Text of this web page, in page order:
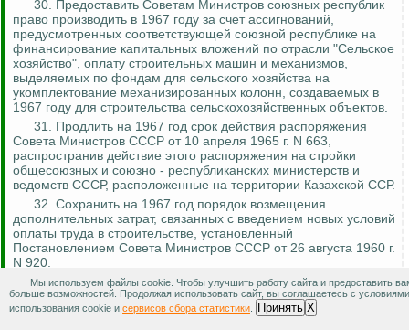
30. Предоставить Советам Министров союзных республик
право производить в 1967 году за счет ассигнований,
предусмотренных соответствующей союзной республике на
финансирование капитальных вложений по отрасли "Сельское
хозяйство", оплату строительных машин и механизмов,
выделяемых по фондам для сельского хозяйства на
укомплектование механизированных колонн, создаваемых в
1967 году для строительства сельскохозяйственных объектов.
31. Продлить на 1967 год срок действия распоряжения
Совета Министров СССР от 10 апреля 1965 г. N 663,
распространив действие этого распоряжения на стройки
общесоюзных и союзно - республиканских министерств и
ведомств СССР, расположенные на территории Казахской ССР.
32. Сохранить на 1967 год порядок возмещения
дополнительных затрат, связанных с введением новых условий
оплаты труда в строительстве, установленный
Постановлением Совета Министров СССР от 26 августа 1960 г.
N 920.
33. Госплану СССР в соответствии с утвержденными
планами подрядныхстроительно - монтажныхработ и работ
проектных организаций на 1967 год установить союзным
Мы используем файлы cookie. Чтобы улучшить работу сайта и предоставить
больше возможностей. Продолжая использовать сайт, вы соглашаетесь с условиями
использования cookie и сервисов сбора статистики Принять X